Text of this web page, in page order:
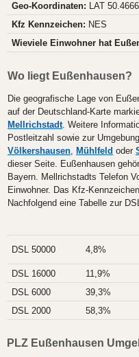
Geo-Koordinaten: LAT
Kfz Kennzeichen: NES
Wieviele Einwohner hat
Wo liegt Eußenhausen?
Die geografische Lage von
auf der Deutschland-Karte
Mellrichstadt. Weitere
Postleitzahl sowie zur
Völkershausen, Mühlfeld oder
dieser Seite. Eußenhausen
Bayern. Mellrichstadts Telefon
Einwohner. Das Kfz-
Nachfolgend eine Tabelle zur
DSL 50000 4,8%
DSL 16000
11,9%
DSL 6000
39,3%
DSL 2000
58,3%
PLZ Eußenhausen